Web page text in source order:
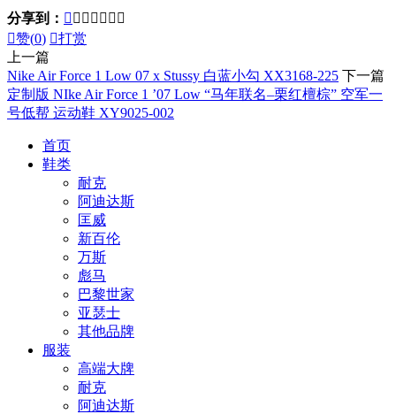
分享到：       
赞(0) 打赏
上一篇
Nike Air Force 1 Low 07 x Stussy 白蓝小勾 XX3168-225 下一篇
定制版 NIke Air Force 1 ’07 Low “马年联名–栗红檀棕” 空军一
号低帮 运动鞋 XY9025-002
首页
鞋类
耐克
阿迪达斯
匡威
新百伦
万斯
彪马
巴黎世家
亚瑟士
其他品牌
服装
高端大牌
耐克
阿迪达斯